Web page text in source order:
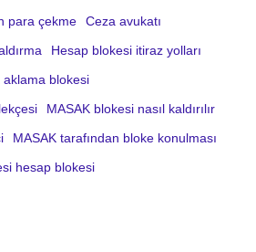
para çekme
Ceza avukatı
Hesap blokesi itiraz yolları
aklama blokesi
MASAK blokesi nasıl kaldırılır
MASAK tarafından bloke konulması
hesap blokesi